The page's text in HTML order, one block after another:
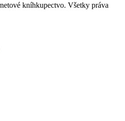
kníhkupectvo. Všetky práva